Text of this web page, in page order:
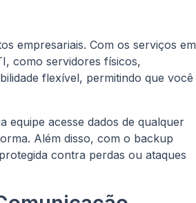
empresariais. Com os serviços em
como servidores físicos,
flexível, permitindo que você
equipe acesse dados de qualquer
Além disso, com o backup
contra perdas ou ataques